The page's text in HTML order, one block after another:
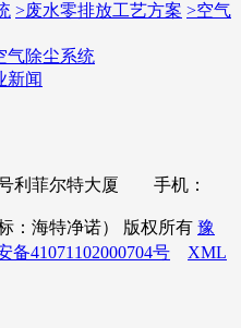
>废水零排放工艺方案 >空气
气除尘系统
新闻
号利菲尔特大厦 手机：
：海特净诺） 版权所有 豫
备41071102000704号
XML